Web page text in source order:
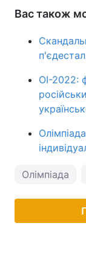
Вас також
ОІ-2022:
Олімпіада